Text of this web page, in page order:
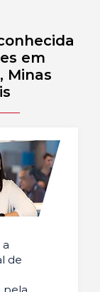
em
Minas
de